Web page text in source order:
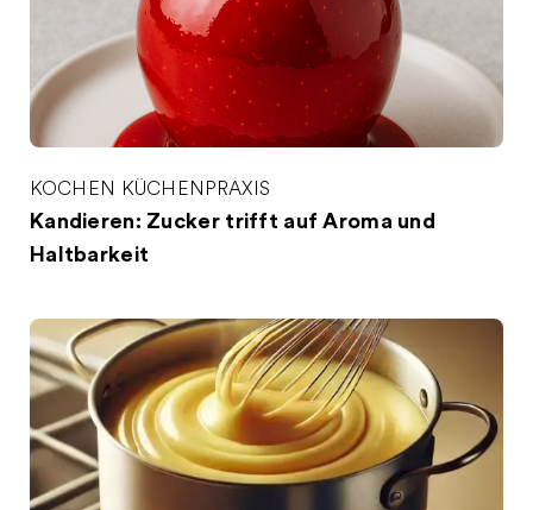
KOCHEN KÜCHENPRAXIS
Kandieren: Zucker trifft auf Aroma und
Haltbarkeit